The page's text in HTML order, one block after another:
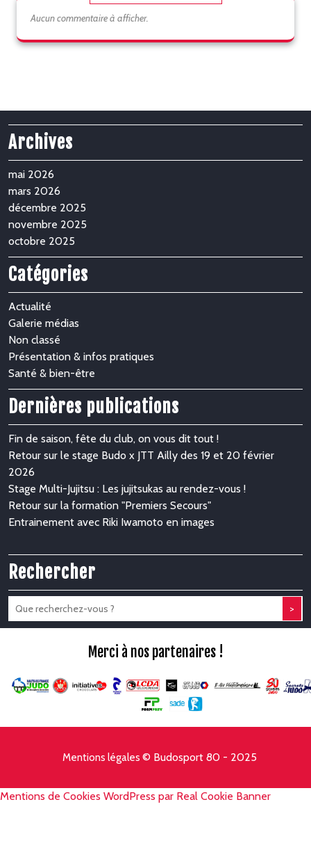
Aucun commentaire à afficher.
Archives
mai 2026
mars 2026
décembre 2025
novembre 2025
octobre 2025
Catégories
Actualité
Galerie médias
Non classé
Présentation & infos pratiques
Santé & bien-être
Dernières publications
Fin de saison, fête du club, on vous dit tout !
Retour sur le stage Budo x JTT Ailly des 19 et 20 février
2026
Stage Multi-Jujitsu : Les jujitsukas au rendez-vous !
Retour sur la formation "Premiers Secours"
Entrainement avec Riki Iwamoto en images
Rechercher
>
Merci à nos partenaires !
Mentions légales © Budosport 80 - 2025
Mentions de Cookies WordPress par Real Cookie Banner